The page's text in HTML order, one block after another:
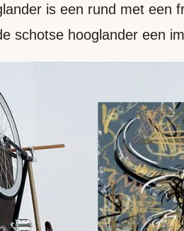
is een rund met een
schotse hooglander een